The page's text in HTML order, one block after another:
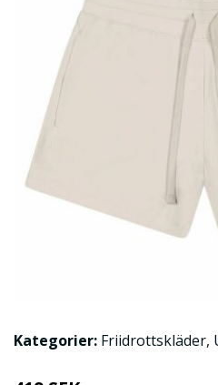
Kategorier: Friidrottskläder,